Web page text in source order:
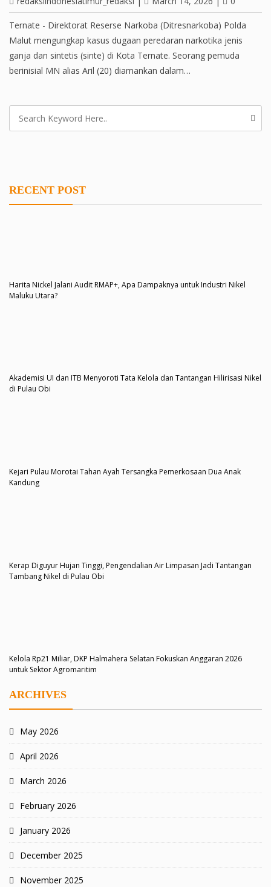
Ternate - Direktorat Reserse Narkoba (Ditresnarkoba) Polda
Malut mengungkap kasus dugaan peredaran narkotika jenis
ganja dan sintetis (sinte) di Kota Ternate. Seorang pemuda
berinisial MN alias Aril (20) diamankan dalam…
RECENT POST
Harita Nickel Jalani Audit RMAP+, Apa Dampaknya untuk Industri Nikel
Maluku Utara?
Akademisi UI dan ITB Menyoroti Tata Kelola dan Tantangan Hilirisasi Nikel
di Pulau Obi
Kejari Pulau Morotai Tahan Ayah Tersangka Pemerkosaan Dua Anak
Kandung
Kerap Diguyur Hujan Tinggi, Pengendalian Air Limpasan Jadi Tantangan
Tambang Nikel di Pulau Obi
Kelola Rp21 Miliar, DKP Halmahera Selatan Fokuskan Anggaran 2026
untuk Sektor Agromaritim
ARCHIVES
May 2026
April 2026
March 2026
February 2026
January 2026
December 2025
November 2025